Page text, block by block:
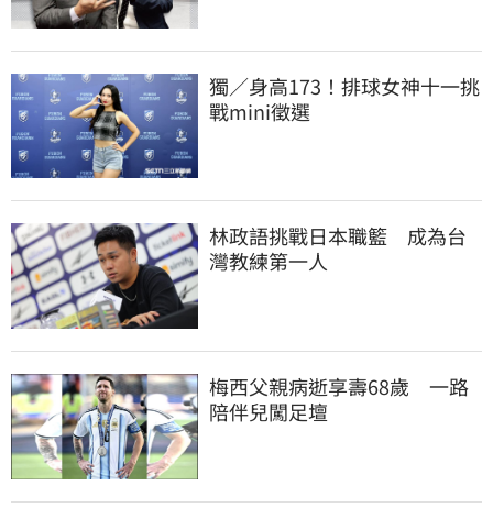
獨／身高173！排球女神十一挑
戰mini徵選
林政語挑戰日本職籃　成為台
灣教練第一人
梅西父親病逝享壽68歲　一路
陪伴兒闖足壇